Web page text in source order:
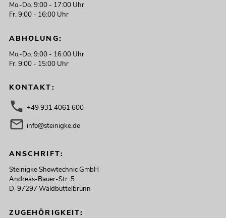
Mo.-Do. 9:00 - 17:00 Uhr
Fr. 9:00 - 16:00 Uhr
ABHOLUNG:
Mo.-Do. 9:00 - 16:00 Uhr
Fr. 9:00 - 15:00 Uhr
KONTAKT:
+49 931 4061 600
info@steinigke.de
ANSCHRIFT:
Steinigke Showtechnic GmbH
Andreas-Bauer-Str. 5
D-97297 Waldbüttelbrunn
ZUGEHÖRIGKEIT: